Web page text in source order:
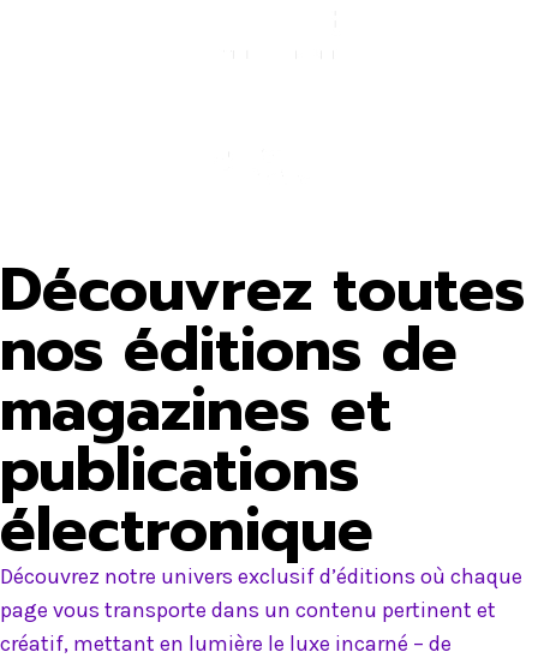
Découvrez toutes
nos éditions de
magazines et
publications
électronique
Découvrez notre univers exclusif d’éditions où chaque
page vous transporte dans un contenu pertinent et
créatif, mettant en lumière le luxe incarné – de